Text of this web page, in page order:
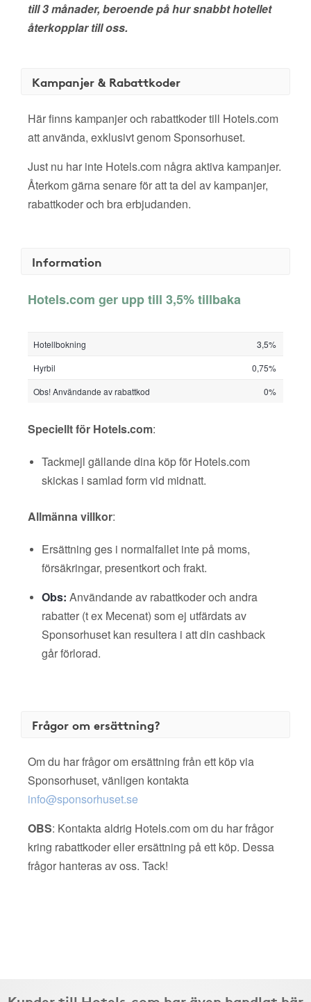
till 3 månader, beroende på hur snabbt hotellet
återkopplar till oss.
Kampanjer & Rabattkoder
Här finns kampanjer och rabattkoder till Hotels.com
att använda, exklusivt genom Sponsorhuset.
Just nu har inte Hotels.com några aktiva kampanjer.
Återkom gärna senare för att ta del av kampanjer,
rabattkoder och bra erbjudanden.
Information
Hotels.com ger upp till 3,5% tillbaka
Hotellbokning
3,5%
Hyrbil
0,75%
Obs! Användande av rabattkod
0%
Speciellt för Hotels.com:
Tackmejl gällande dina köp för Hotels.com
skickas i samlad form vid midnatt.
Allmänna villkor:
Ersättning ges i normalfallet inte på moms,
försäkringar, presentkort och frakt.
Obs: Användande av rabattkoder och andra
rabatter (t ex Mecenat) som ej utfärdats av
Sponsorhuset kan resultera i att din cashback
går förlorad.
Frågor om ersättning?
Om du har frågor om ersättning från ett köp via
Sponsorhuset, vänligen kontakta
info@sponsorhuset.se
OBS: Kontakta aldrig Hotels.com om du har frågor
kring rabattkoder eller ersättning på ett köp. Dessa
frågor hanteras av oss. Tack!